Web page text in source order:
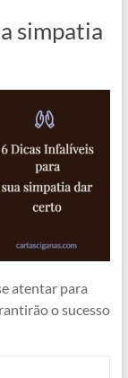
simpatia
atentar para
o sucesso